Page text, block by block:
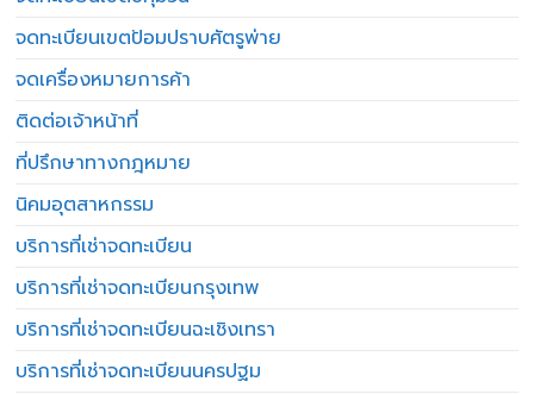
จดทะเบียนเขตป้อมปราบศัตรูพ่าย
จดเครื่องหมายการค้า
ติดต่อเจ้าหน้าที่
ที่ปรึกษาทางกฎหมาย
นิคมอุตสาหกรรม
บริการที่เช่าจดทะเบียน
บริการที่เช่าจดทะเบียนกรุงเทพ
บริการที่เช่าจดทะเบียนฉะเชิงเทรา
บริการที่เช่าจดทะเบียนนครปฐม